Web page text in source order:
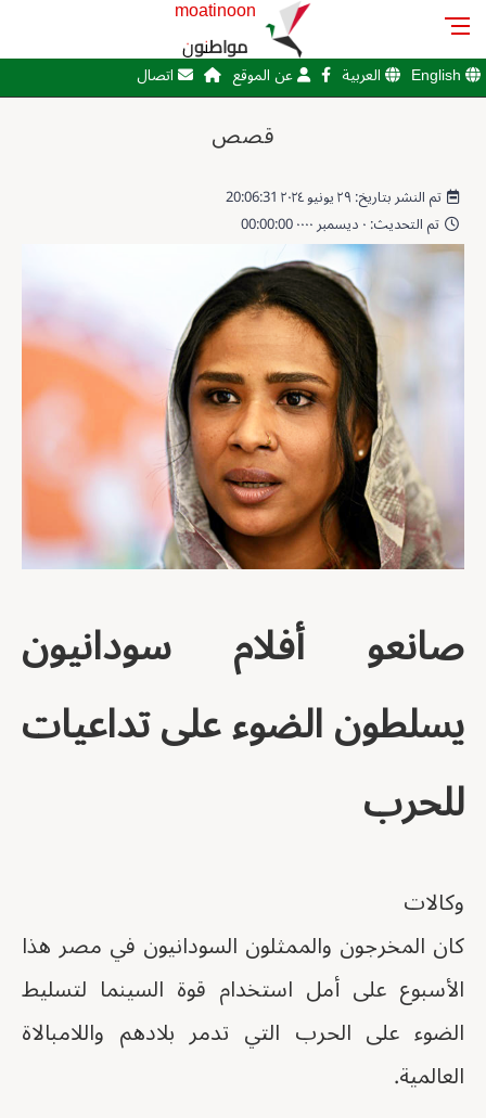
moatinoon
مواطنون
English العربية عن الموقع اتصال
قصص
تم النشر بتاريخ: ٢٩ يونيو ٢٠٢٤ 20:06:31
تم التحديث: ٠ ديسمبر ٠٠٠٠ 00:00:00
صانعو أفلام سودانيون
يسلطون الضوء على تداعيات
للحرب
وكالات
كان المخرجون والممثلون السودانيون في مصر هذا
الأسبوع على أمل استخدام قوة السينما لتسليط
الضوء على الحرب التي تدمر بلادهم واللامبالاة
العالمية.